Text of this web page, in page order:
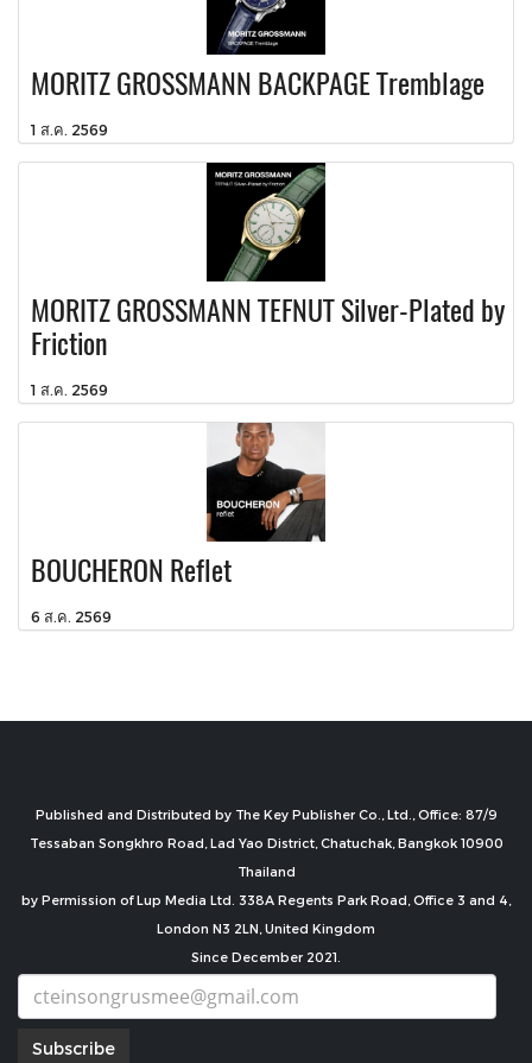
MORITZ GROSSMANN BACKPAGE Tremblage
1 ส.ค. 2569
MORITZ GROSSMANN TEFNUT Silver-Plated by
Friction
1 ส.ค. 2569
BOUCHERON Reflet
6 ส.ค. 2569
Published and Distributed by The Key Publisher Co., Ltd., Office: 87/9
Tessaban Songkhro Road, Lad Yao District, Chatuchak, Bangkok 10900
Thailand
by Permission of Lup Media Ltd. 338A Regents Park Road, Office 3 and 4,
London N3 2LN, United Kingdom
Since December 2021.
Subscribe